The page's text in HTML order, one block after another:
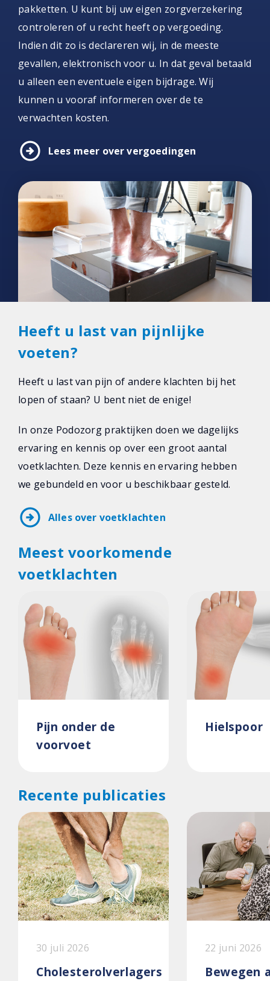
pakketten. U kunt bij uw eigen zorgverzekering
controleren of u recht heeft op vergoeding.
Indien dit zo is declareren wij, in de meeste
gevallen, elektronisch voor u. In dat geval betaald
u alleen een eventuele eigen bijdrage. Wij
kunnen u vooraf informeren over de te
verwachten kosten.
arrow_circle_right Lees meer over vergoedingen
Heeft u last van pijnlijke
voeten?
Heeft u last van pijn of andere klachten bij het
lopen of staan? U bent niet de enige!
In onze Podozorg praktijken doen we dagelijks
ervaring en kennis op over een groot aantal
voetklachten. Deze kennis en ervaring hebben
we gebundeld en voor u beschikbaar gesteld.
arrow_circle_right Alles over voetklachten
Meest voorkomende
voetklachten
Pijn onder de
voorvoet
Hielspoor
Recente publicaties
30 juli 2026
Cholesterolverlagers
22 juni 2026
Bewegen